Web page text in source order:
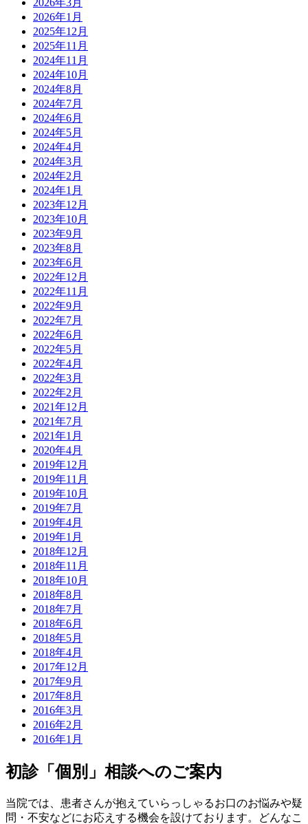
2026年1月
2025年12月
2025年11月
2024年11月
2024年10月
2024年8月
2024年7月
2024年6月
2024年5月
2024年4月
2024年3月
2024年2月
2024年1月
2023年12月
2023年10月
2023年9月
2023年8月
2023年6月
2022年12月
2022年11月
2022年9月
2022年7月
2022年6月
2022年5月
2022年4月
2022年3月
2022年2月
2021年12月
2021年7月
2021年1月
2020年4月
2019年12月
2019年11月
2019年10月
2019年7月
2019年4月
2019年1月
2018年12月
2018年11月
2018年10月
2018年8月
2018年7月
2018年6月
2018年5月
2018年4月
2017年12月
2017年9月
2017年8月
2016年3月
2016年2月
2016年1月
初診「個別」相談へのご案内
当院では、患者さんが抱えていらっしゃるお口のお悩みや疑
問・不安などにお応えする機会を設けております。どんなこ